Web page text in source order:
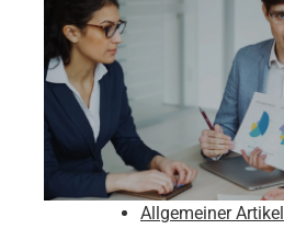
Allgemeiner Artikel